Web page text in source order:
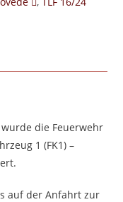
wurde die Feuerwehr
1 (FK1) –
auf der Anfahrt zur